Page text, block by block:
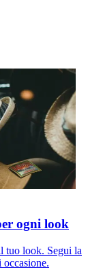
ogni look
tuo look. Segui la